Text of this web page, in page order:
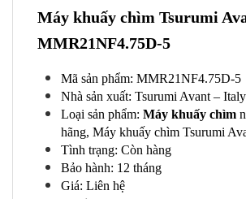
Máy khuấy chìm Tsurumi
MMR21NF4.75D-5
Mã sản phẩm: MMR21NF4.75D-5
Nhà sản xuất: Tsurumi Avant – Italy
Loại sản phẩm:Máy khuấy chìm
hãng, Máy khuấy chìm Tsurumi
Tình trạng: Còn hàng
Bảo hành: 12 tháng
Giá: Liên hệ